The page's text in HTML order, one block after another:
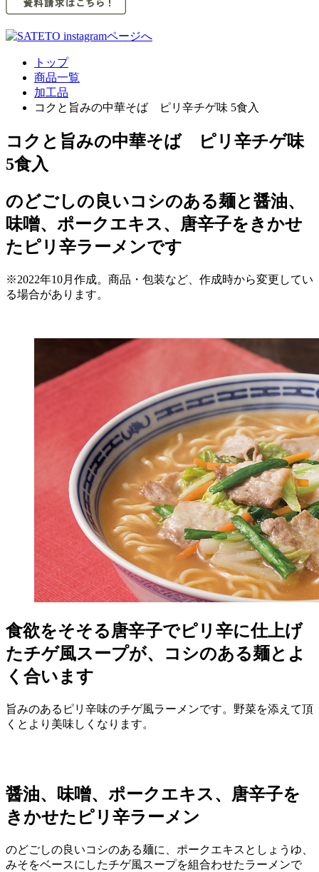
トップ
商品一覧
加工品
コクと旨みの中華そば ピリ辛チゲ味 5食入
コクと旨みの中華そば ピリ辛チゲ味
5食入
のどごしの良いコシのある麺と醤油、
味噌、ポークエキス、唐辛子をきかせ
たピリ辛ラーメンです
※2022年10月作成。商品・包装など、作成時から変更してい
る場合があります。
食欲をそそる唐辛子でピリ辛に仕上げ
たチゲ風スープが、コシのある麺とよ
く合います
旨みのあるピリ辛味のチゲ風ラーメンです。野菜を添えて頂
くとより美味しくなります。
醤油、味噌、ポークエキス、唐辛子を
きかせたピリ辛ラーメン
のどごしの良いコシのある麺に、ポークエキスとしょうゆ、
みそをベースにしたチゲ風スープを組合わせたラーメンで